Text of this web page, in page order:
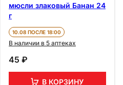
мюсли злаковый Банан 24
г
10.08 ПОСЛЕ 18:00
В наличии в 5 аптеках
45 ₽
В КОРЗИНУ